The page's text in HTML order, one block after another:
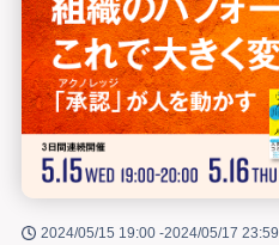
2024/05/15 19:00 -2024/05/17 23:59